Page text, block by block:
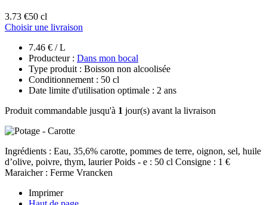
3.73 €50 cl
Choisir une livraison
7.46 € / L
Producteur : Dans mon bocal
Type produit : Boisson non alcoolisée
Conditionnement : 50 cl
Date limite d'utilisation optimale : 2 ans
Produit commandable jusqu'à 1 jour(s) avant la livraison
Ingrédients : Eau, 35,6% carotte, pommes de terre, oignon, sel, huile
d’olive, poivre, thym, laurier Poids - e : 50 cl Consigne : 1 €
Maraicher : Ferme Vrancken
Imprimer